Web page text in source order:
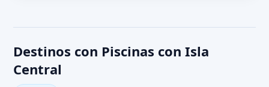
Destinos con Piscinas con Isla
Central